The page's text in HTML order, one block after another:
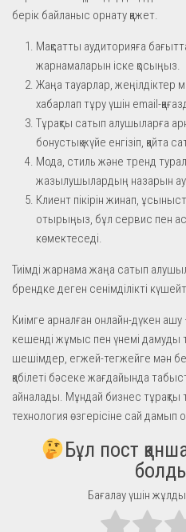
берік байланыс орнату қажет.
Мақсатты аудиторияға
жарнамаларын іске қосыңыз.
Жаңа тауарлар,
хабарлап тұру үшін email-
Тұрақты сатып алушыларға
бонустық жүйе енгізіп,
Мода, стиль және тренд
жазылушылардың назарын
Клиент пікірін жинап,
отырыңыз, бұл сервис пен
көмектеседі.
Тиімді жарнама жаңа сатып
брендке деген сенімділікті
Киімге арналған онлайн-дүкен
кешенді жұмыс пен үнемі дамуды
шешімдер, егжей-тегжейге мән
қабілеті бәсеке жағдайында
айналады. Мұндай бизнес
технология өзгерісіне сай дамып
Бұл пост
Бағалау үшін